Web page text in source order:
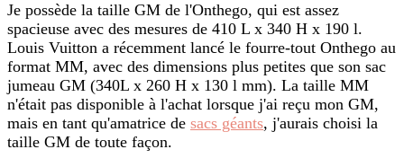
Je possède la taille GM de l'Onthego, qui est assez
spacieuse avec des mesures de 410 L x 340 H x 190 l.
Louis Vuitton a récemment lancé le fourre-tout Onthego au
format MM, avec des dimensions plus petites que son sac
jumeau GM (340L x 260 H x 130 l mm). La taille MM
n'était pas disponible à l'achat lorsque j'ai reçu mon GM,
mais en tant qu'amatrice de sacs géants, j'aurais choisi la
taille GM de toute façon.